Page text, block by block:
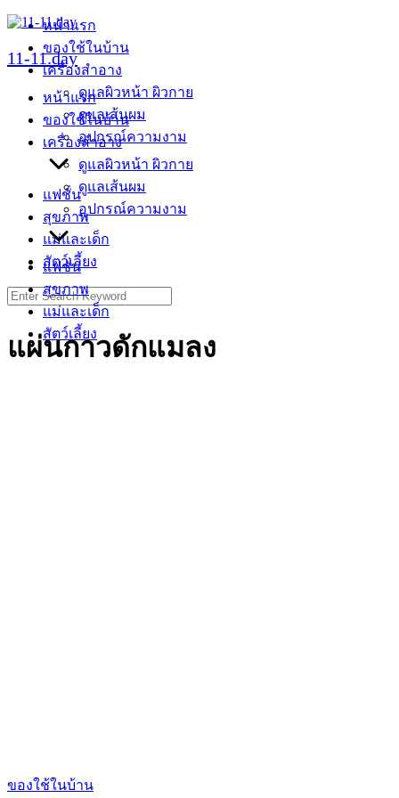
Skip
content
11-11.day
หน้าแรก
ของใช้ในบ้าน
เครื่องสำอาง
ดูแลผิวหน้า ผิวกาย
ดูแลเส้นผม
อุปกรณ์ความงาม
แฟชั่น
สุขภาพ
แม่และเด็ก
สัตว์เลี้ยง
หน้าแรก
ของใช้ในบ้าน
เครื่องสำอาง
ดูแลผิวหน้า ผิวกาย
ดูแลเส้นผม
อุปกรณ์ความงาม
แฟชั่น
สุขภาพ
แม่และเด็ก
สัตว์เลี้ยง
Search
for:
แผ่นกาวดักแมลง
ของใช้ในบ้าน